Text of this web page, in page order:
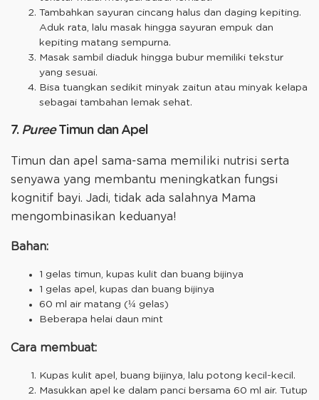
Tambahkan sayuran cincang halus dan daging kepiting.
Aduk rata, lalu masak hingga sayuran empuk dan
kepiting matang sempurna.
Masak sambil diaduk hingga bubur memiliki tekstur
yang sesuai.
Bisa tuangkan sedikit minyak zaitun atau minyak kelapa
sebagai tambahan lemak sehat.
7. PureeTimun dan Apel
Timun dan apel sama-sama memiliki nutrisi serta
senyawa yang membantu meningkatkan fungsi
kognitif bayi. Jadi, tidak ada salahnya Mama
mengombinasikan keduanya!
Bahan:
1 gelas timun, kupas kulit dan buang bijinya
1 gelas apel, kupas dan buang bijinya
60 ml air matang (¼ gelas)
Beberapa helai daun mint
Cara membuat:
Kupas kulit apel, buang bijinya, lalu potong kecil-kecil.
Masukkan apel ke dalam panci bersama 60 ml air. Tutup